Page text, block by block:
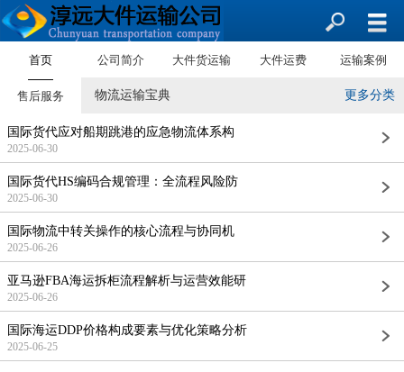
首页 公司简介 大件货运输 大件运费 运输案例
售后服务 更多分类
物流运输宝典
国际货代应对船期跳港的应急物流体系构
2025-06-30
国际货代HS编码合规管理：全流程风险防
2025-06-30
国际物流中转关操作的核心流程与协同机
2025-06-26
亚马逊FBA海运拆柜流程解析与运营效能研
2025-06-26
国际海运DDP价格构成要素与优化策略分析
2025-06-25